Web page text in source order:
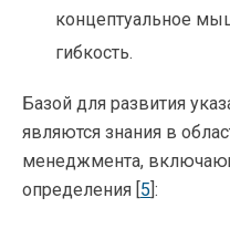
концептуальное
гибкость.
Базой для развития
являются знания в
менеджмента,
определения [5]: